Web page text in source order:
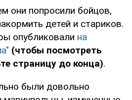
они попросили бойцов,
детей и стариков.
опубликовали на
(чтобы посмотреть
страницу до конца).
были довольно